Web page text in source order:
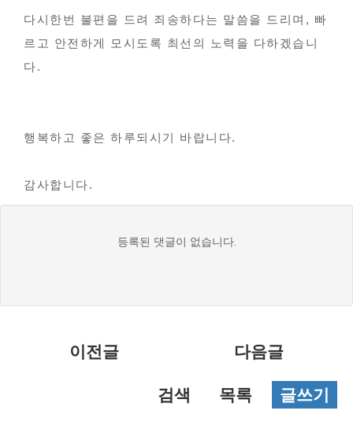
다시한번 불편을 드려 죄송하다는 말씀을 드리며, 빠
르고 안전하게 모시도록 최선의 노력을 다하겠습니
다.
행복하고 좋은 하루되시기 바랍니다.
감사합니다.
등록된 댓글이 없습니다.
이전글 다음글
검색 목록 글쓰기